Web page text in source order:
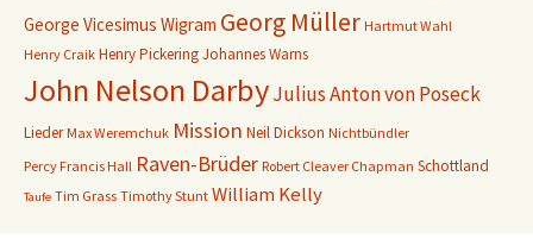
George Vicesimus Wigram Georg Müller Hartmut Wahl
Henry Craik Henry PickeringJohannes Warns
John Nelson DarbyJulius Anton von Poseck
Lieder Max Weremchuk Mission Neil Dickson Nichtbündler
Percy Francis Hall Raven-Brüder Robert Cleaver Chapman Schottland
Taufe Tim Grass Timothy Stunt William Kelly